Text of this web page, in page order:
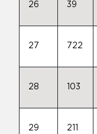
26 39
27 722
28 103
29 211